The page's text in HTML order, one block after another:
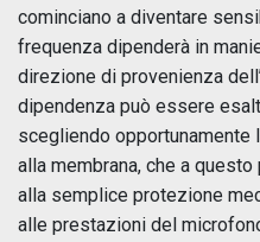
cominciano a diventare
frequenza dipenderà in
direzione di provenienza
dipendenza può essere
scegliendo opportunamente
alla membrana, che a
alla semplice protezione
alle prestazioni del